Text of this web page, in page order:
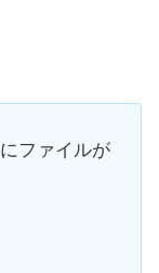
ファイルが